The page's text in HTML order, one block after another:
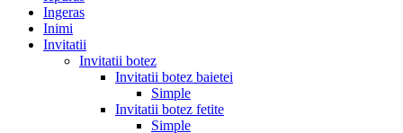
Ingeras
Inimi
Invitatii
Invitatii botez
Invitatii botez baietei
Simple
Invitatii botez fetite
Simple